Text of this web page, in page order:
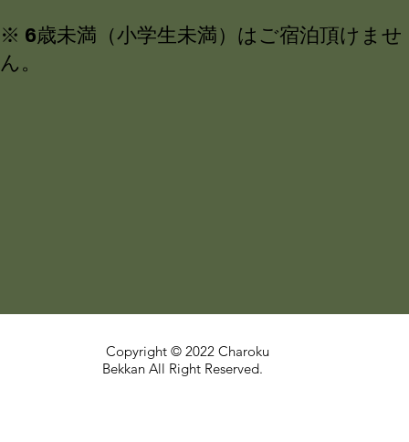
※ 6歳未満（小学生未満）はご宿泊頂けませ
ん。
Copyright © 2022 Charoku
Bekkan All Right Reserved.